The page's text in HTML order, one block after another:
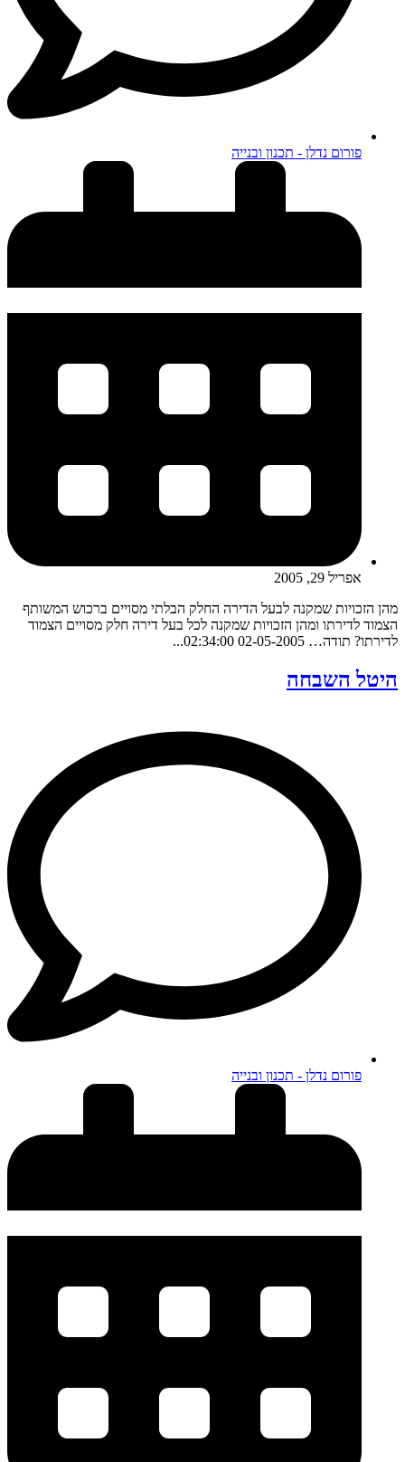
פורום נדלן - תכנון ובנייה
אפריל 29, 2005
מהן הזכויות שמקנה לבעל הדירה החלק הבלתי מסויים ברכוש המשותף
הצמוד לדירתו ומהן הזכויות שמקנה לכל בעל דירה חלק מסויים הצמוד
לדירתו? תודה… 02-05-2005 02:34:00...
היטל השבחה
פורום נדלן - תכנון ובנייה